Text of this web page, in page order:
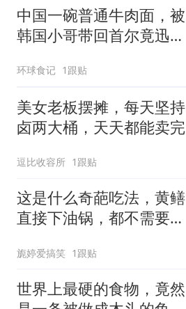
中国一碗普通牛肉面，被
韩国小哥带回首尔竟迅速
环球食记 1跟贴
美女老板摆摊，每天坚持
卤两大桶，天天都能卖完
逗比收容所 1跟贴
这是什么奇葩吃法，黄鳝
直接下油锅，都不需要先
旎婷爱搞笑 1跟贴
世界上最硬的食物，竟然